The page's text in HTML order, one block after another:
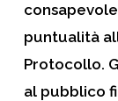
puntualità
Protocollo.
al pubblico